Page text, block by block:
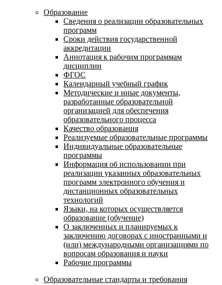
Образование
Сведения о реализации образовательных
программ
Сроки действия государственной
аккредитации
Аннотация к рабочим программам
дисциплин
ФГОС
Календарный учебный график
Методические и иные документы,
разработанные образовательной
организацией для обеспечения
образовательного процесса
Качество образования
Реализуемые образовательные программы
Индивидуальные образовательные
программы
Информация об использовании при
реализации указанных образовательных
программ электронного обучения и
дистанционных образовательных
технологий
Языки, на которых осуществляется
образование (обучение)
О заключенных и планируемых к
заключению договорах с иностранными и
(или) международными организациями по
вопросам образования и науки
Рабочие программы
Образовательные стандарты и требования